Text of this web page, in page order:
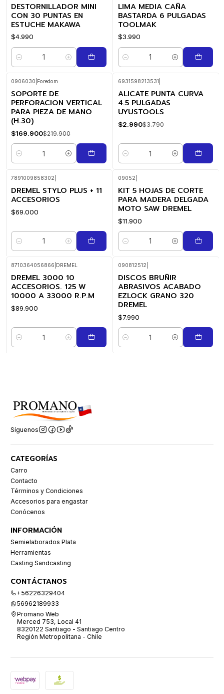
DESTORNILLADOR MINI
CON 30 PUNTAS EN
ESTUCHE MAKAWA
$4.990
Cantidad
LIMA MEDIA CAÑA
BASTARDA 6 PULGADAS
TOOLMAK
$3.990
Cantidad
-23%
OFF
0906030 Foredom
SOPORTE DE
PERFORACION VERTICAL
PARA PIEZA DE MANO
(H.30)
$169.900$219.900
Cantidad
-21%
OFF
6931598213531
ALICATE PUNTA CURVA
4.5 PULGADAS
UYUSTOOLS
$2.990$3.790
Cantidad
7891009858302
DREMEL STYLO PLUS + 11
ACCESORIOS
$69.000
Cantidad
09052
KIT 5 HOJAS DE CORTE
PARA MADERA DELGADA
MOTO SAW DREMEL
$11.900
Cantidad
8710364056866 DREMEL
DREMEL 3000 10
ACCESORIOS. 125 W
10000 A 33000 R.P.M
$89.900
Cantidad
090812512
DISCOS BRUÑIR
ABRASIVOS ACABADO
EZLOCK GRANO 320
DREMEL
$7.990
Cantidad
Síguenos
CATEGORÍAS
Carro
Contacto
Términos y Condiciones
Accesorios para engastar
Conócenos
INFORMACIÓN
Semielaborados Plata
Herramientas
Casting Sandcasting
CONTÁCTANOS
+56226329404
56962189933
Promano Web
Merced 753, Local 41
8320122 Santiago - Santiago Centro
Región Metropolitana - Chile